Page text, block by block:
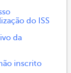
do ISS
da
inscrito